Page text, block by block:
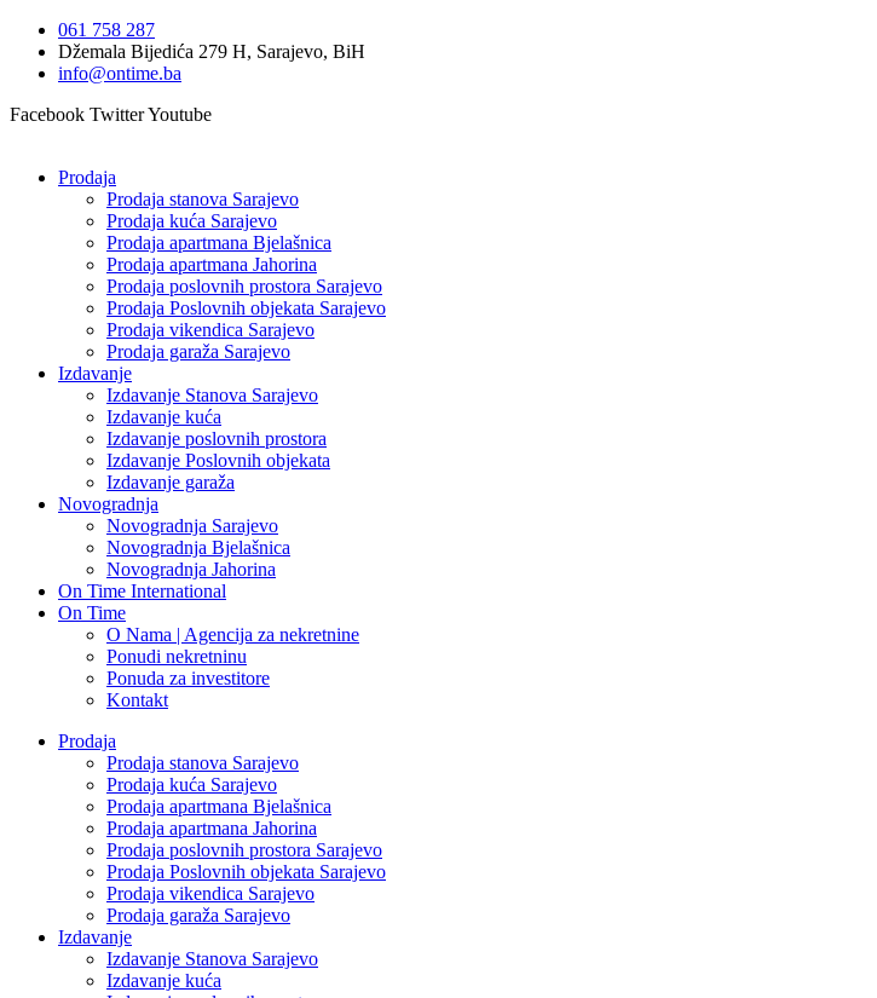
sadržaj
061 758 287
Džemala Bijedića 279 H, Sarajevo, BiH
info@ontime.ba
Facebook TwitterYoutube
Prodaja
Prodaja stanova Sarajevo
Prodaja kuća Sarajevo
Prodaja apartmana Bjelašnica
Prodaja apartmana Jahorina
Prodaja poslovnih prostora Sarajevo
Prodaja Poslovnih objekata Sarajevo
Prodaja vikendica Sarajevo
Prodaja garaža Sarajevo
Izdavanje
Izdavanje Stanova Sarajevo
Izdavanje kuća
Izdavanje poslovnih prostora
Izdavanje Poslovnih objekata
Izdavanje garaža
Novogradnja
Novogradnja Sarajevo
Novogradnja Bjelašnica
Novogradnja Jahorina
On Time International
On Time
O Nama | Agencija za nekretnine
Ponudi nekretninu
Ponuda za investitore
Kontakt
Prodaja
Prodaja stanova Sarajevo
Prodaja kuća Sarajevo
Prodaja apartmana Bjelašnica
Prodaja apartmana Jahorina
Prodaja poslovnih prostora Sarajevo
Prodaja Poslovnih objekata Sarajevo
Prodaja vikendica Sarajevo
Prodaja garaža Sarajevo
Izdavanje
Izdavanje Stanova Sarajevo
Izdavanje kuća